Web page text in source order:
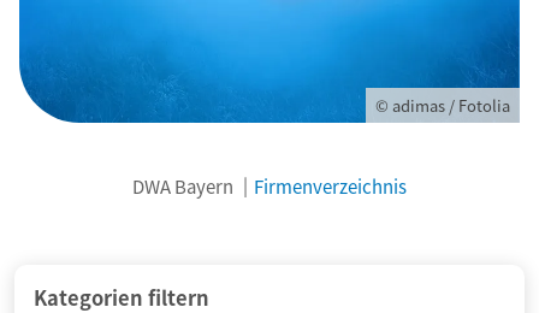
© adimas / Fotolia
DWA Bayern Firmenverzeichnis
Kategorien filtern